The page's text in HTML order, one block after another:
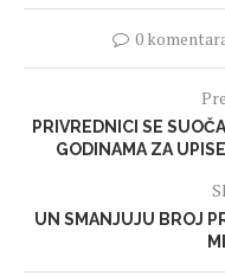
0
PRIVREDNICI SE
GODINAMA ZA
UN SMANJUJU BROJ